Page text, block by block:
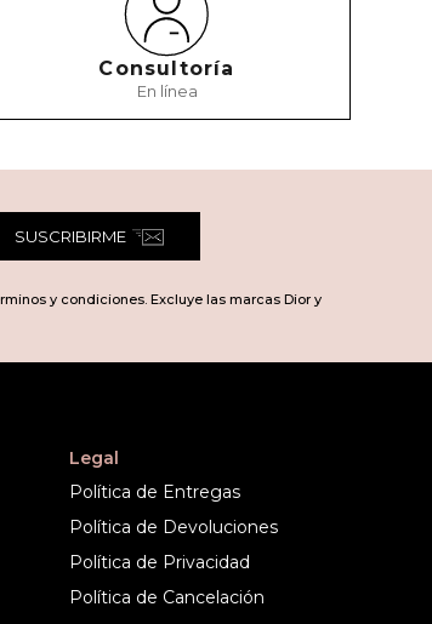
Consultoría
En línea
SUSCRIBIRME
y condiciones. Excluye las marcas Dior y
Legal
Política de Entregas
Política de Devoluciones
Política de Privacidad
Política de Cancelación